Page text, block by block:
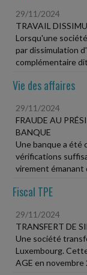
29/11/2024
TRAVAIL
Lorsqu'une
par dissimulation
complémentaire
Vie des affaires
29/11/2024
FRAUDE AU
BANQUE
Une banque a été
vérifications
virement émanant
Fiscal TPE
29/11/2024
TRANSFERT DE
Une société
Luxembourg.
AGE en novembre